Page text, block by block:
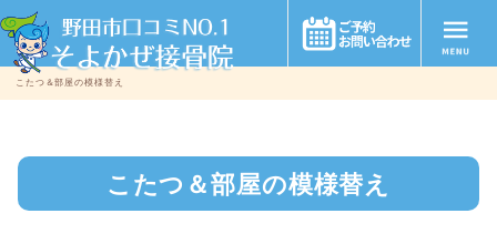
こたつ＆部屋の模様替え
こたつ＆部屋の模様替え